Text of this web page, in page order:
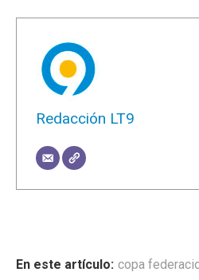
Redacción LT9
copa